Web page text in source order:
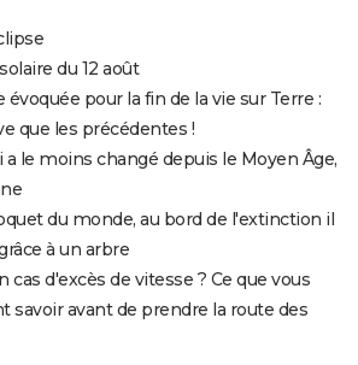
du 12 août
évoquée pour la fin de la vie sur Terre :
que les précédentes !
a le moins changé depuis le Moyen Âge,
du monde, au bord de l'extinction il
à un arbre
cas d'excès de vitesse ? Ce que vous
savoir avant de prendre la route des